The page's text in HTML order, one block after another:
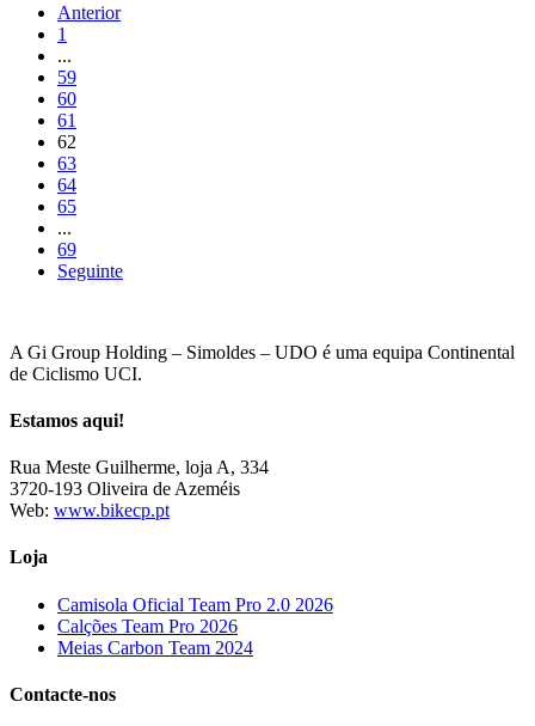
Anterior
1
...
59
60
61
62
63
64
65
...
69
Seguinte
A Gi Group Holding – Simoldes – UDO é uma equipa Continental
de Ciclismo UCI.
Estamos aqui!
Rua Meste Guilherme, loja A, 334
3720-193 Oliveira de Azeméis
Web: www.bikecp.pt
Loja
Camisola Oficial Team Pro 2.0 2026
Calções Team Pro 2026
Meias Carbon Team 2024
Contacte-nos